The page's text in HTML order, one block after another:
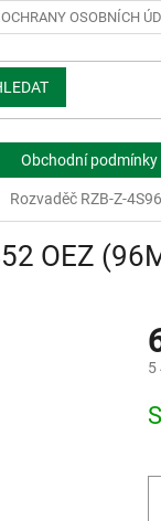
OSOBNÍCH
Obchodní podmínky
Rozvaděč RZB-Z-
OEZ
5